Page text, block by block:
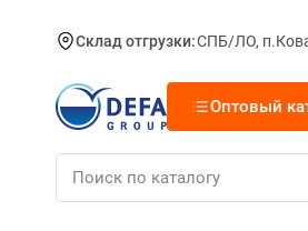
Склад отгрузки:СПБ/ЛО,
Оптовый